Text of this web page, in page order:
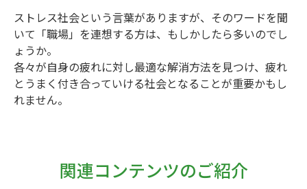
ストレス社会という言葉がありますが、そのワードを聞
いて「職場」を連想する方は、もしかしたら多いのでし
ょうか。
各々が自身の疲れに対し最適な解消方法を見つけ、疲れ
とうまく付き合っていける社会となることが重要かもし
れません。
関連コンテンツのご紹介